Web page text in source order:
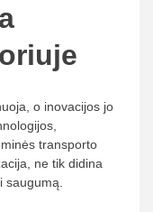
o inovacijos jo
transporto
ne tik didina